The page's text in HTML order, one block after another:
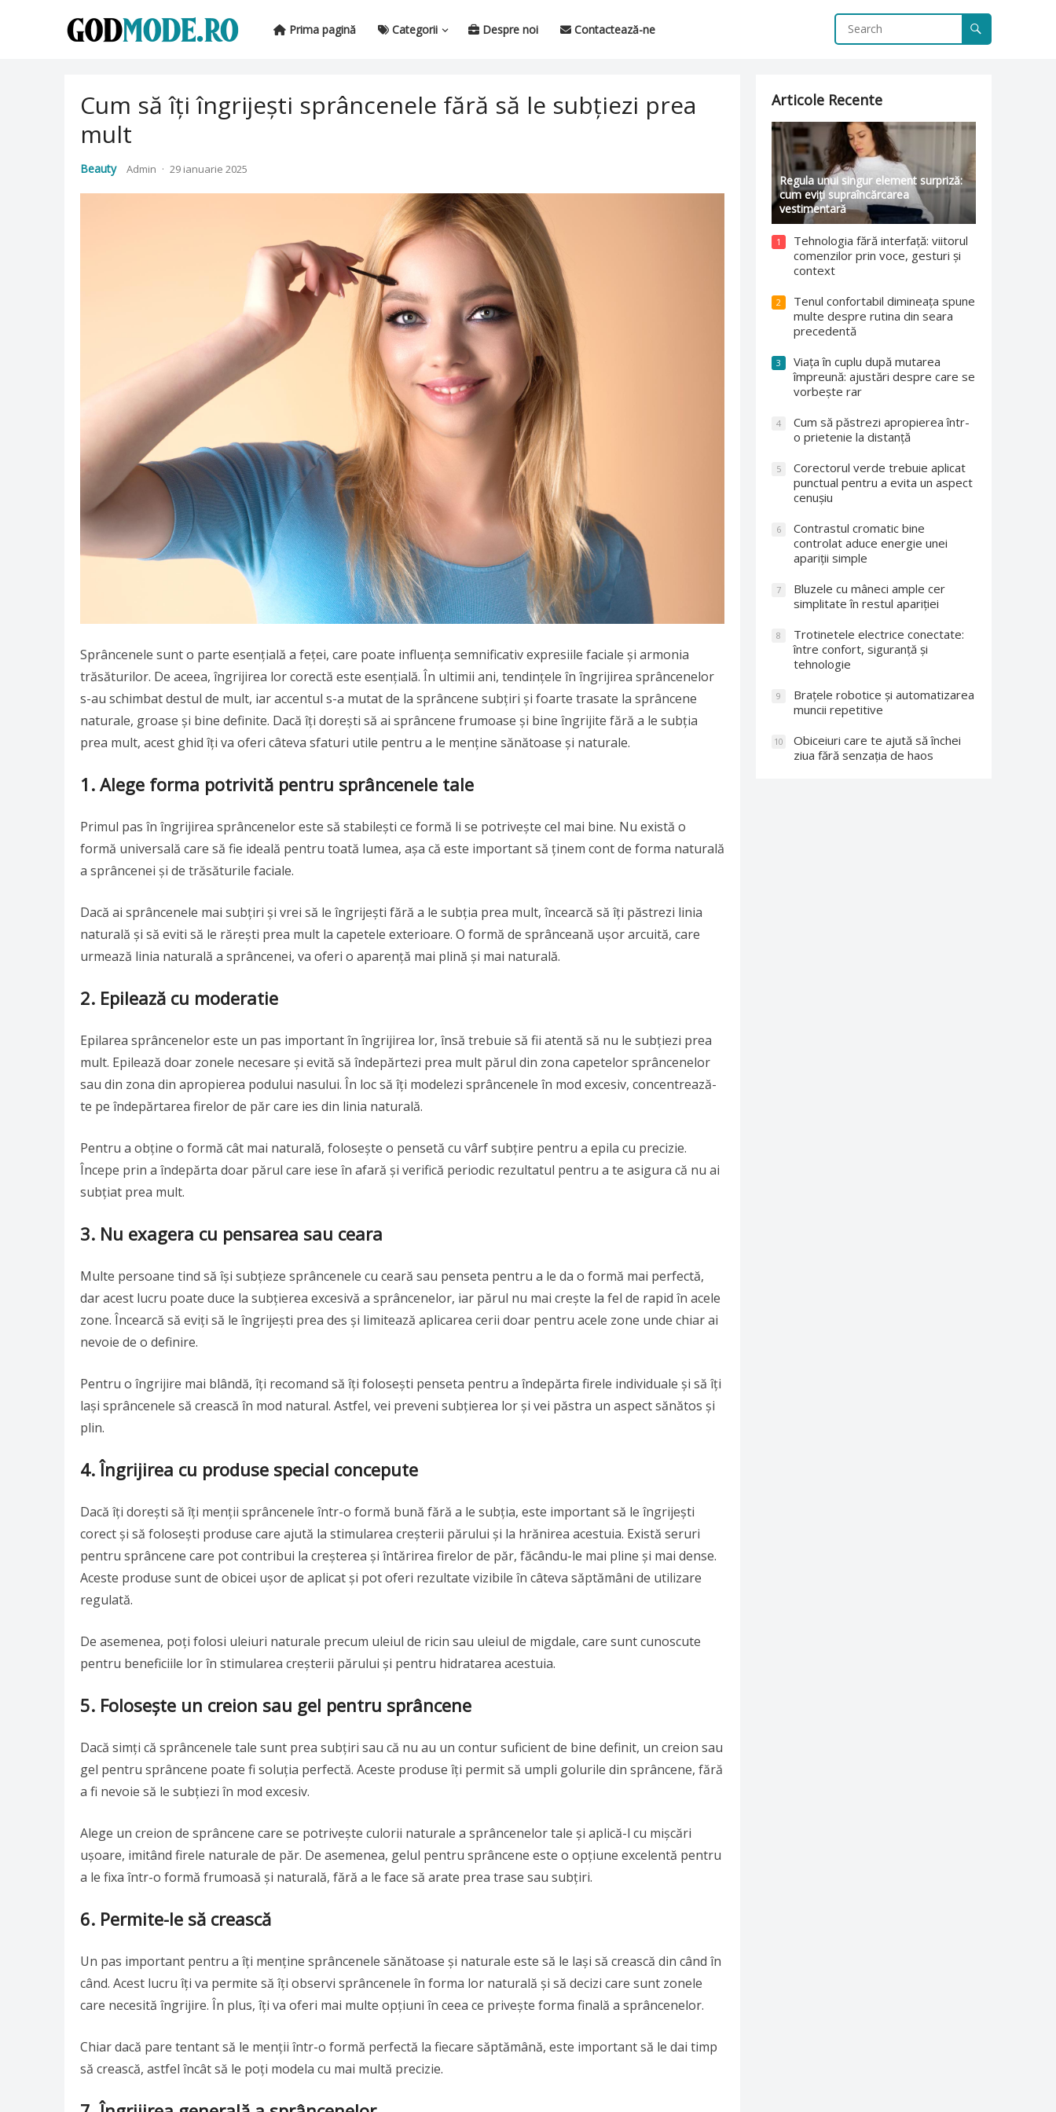
Prima pagină Categorii Despre noi Contactează-ne
Cum să îți îngrijești sprâncenele fără să le subțiezi prea
mult
Beauty Admin · 29 ianuarie 2025
Sprâncenele sunt o parte esențială a feței, care poate influența semnificativ expresiile faciale și armonia
trăsăturilor. De aceea, îngrijirea lor corectă este esențială. În ultimii ani, tendințele în îngrijirea sprâncenelor
s-au schimbat destul de mult, iar accentul s-a mutat de la sprâncene subțiri și foarte trasate la sprâncene
naturale, groase și bine definite. Dacă îți dorești să ai sprâncene frumoase și bine îngrijite fără a le subția
prea mult, acest ghid îți va oferi câteva sfaturi utile pentru a le menține sănătoase și naturale.
1. Alege forma potrivită pentru sprâncenele tale
Primul pas în îngrijirea sprâncenelor este să stabilești ce formă li se potrivește cel mai bine. Nu există o
formă universală care să fie ideală pentru toată lumea, așa că este important să ținem cont de forma naturală
a sprâncenei și de trăsăturile faciale.
Dacă ai sprâncenele mai subțiri și vrei să le îngrijești fără a le subția prea mult, încearcă să îți păstrezi linia
naturală și să eviti să le rărești prea mult la capetele exterioare. O formă de sprânceană ușor arcuită, care
urmează linia naturală a sprâncenei, va oferi o aparență mai plină și mai naturală.
2. Epilează cu moderatie
Epilarea sprâncenelor este un pas important în îngrijirea lor, însă trebuie să fii atentă să nu le subțiezi prea
mult. Epilează doar zonele necesare și evită să îndepărtezi prea mult părul din zona capetelor sprâncenelor
sau din zona din apropierea podului nasului. În loc să îți modelezi sprâncenele în mod excesiv, concentrează-
te pe îndepărtarea firelor de păr care ies din linia naturală.
Pentru a obține o formă cât mai naturală, folosește o pensetă cu vârf subțire pentru a epila cu precizie.
Începe prin a îndepărta doar părul care iese în afară și verifică periodic rezultatul pentru a te asigura că nu ai
subțiat prea mult.
3. Nu exagera cu pensarea sau ceara
Multe persoane tind să își subțieze sprâncenele cu ceară sau penseta pentru a le da o formă mai perfectă,
dar acest lucru poate duce la subțierea excesivă a sprâncenelor, iar părul nu mai crește la fel de rapid în acele
zone. Încearcă să eviți să le îngrijești prea des și limitează aplicarea cerii doar pentru acele zone unde chiar ai
nevoie de o definire.
Pentru o îngrijire mai blândă, îți recomand să îți folosești penseta pentru a îndepărta firele individuale și să îți
lași sprâncenele să crească în mod natural. Astfel, vei preveni subțierea lor și vei păstra un aspect sănătos și
plin.
4.Îngrijirea cu produse special concepute
Dacă îți dorești să îți menții sprâncenele într-o formă bună fără a le subția, este important să le îngrijești
corect și să folosești produse care ajută la stimularea creșterii părului și la hrănirea acestuia. Există seruri
pentru sprâncene care pot contribui la creșterea și întărirea firelor de păr, făcându-le mai pline și mai dense.
Aceste produse sunt de obicei ușor de aplicat și pot oferi rezultate vizibile în câteva săptămâni de utilizare
regulată.
De asemenea, poți folosi uleiuri naturale precum uleiul de ricin sau uleiul de migdale, care sunt cunoscute
pentru beneficiile lor în stimularea creșterii părului și pentru hidratarea acestuia.
5. Folosește un creion sau gel pentru sprâncene
Dacă simți că sprâncenele tale sunt prea subțiri sau că nu au un contur suficient de bine definit, un creion sau
gel pentru sprâncene poate fi soluția perfectă. Aceste produse îți permit să umpli golurile din sprâncene, fără
a fi nevoie să le subțiezi în mod excesiv.
Alege un creion de sprâncene care se potrivește culorii naturale a sprâncenelor tale și aplică-l cu mișcări
ușoare, imitând firele naturale de păr. De asemenea, gelul pentru sprâncene este o opțiune excelentă pentru
a le fixa într-o formă frumoasă și naturală, fără a le face să arate prea trase sau subțiri.
6. Permite-le să crească
Un pas important pentru a îți menține sprâncenele sănătoase și naturale este să le lași să crească din când în
când. Acest lucru îți va permite să îți observi sprâncenele în forma lor naturală și să decizi care sunt zonele
care necesită îngrijire. În plus, îți va oferi mai multe opțiuni în ceea ce privește forma finală a sprâncenelor.
Chiar dacă pare tentant să le menții într-o formă perfectă la fiecare săptămână, este important să le dai timp
să crească, astfel încât să le poți modela cu mai multă precizie.
Articole Recente
Regula unui singur element surpriză:
cum eviți supraîncărcarea
vestimentară
1
Tehnologia fără interfață: viitorul
comenzilor prin voce, gesturi și
context
2
Tenul confortabil dimineața spune
multe despre rutina din seara
precedentă
3
Viața în cuplu după mutarea
împreună: ajustări despre care se
vorbește rar
4
Cum să păstrezi apropierea într-
o prietenie la distanță
5
Corectorul verde trebuie aplicat
punctual pentru a evita un aspect
cenușiu
6
Contrastul cromatic bine
controlat aduce energie unei
apariții simple
7
Bluzele cu mâneci ample cer
simplitate în restul apariției
8
Trotinetele electrice conectate:
între confort, siguranță și
tehnologie
9
Brațele robotice și automatizarea
muncii repetitive
10
Obiceiuri care te ajută să închei
ziua fără senzația de haos